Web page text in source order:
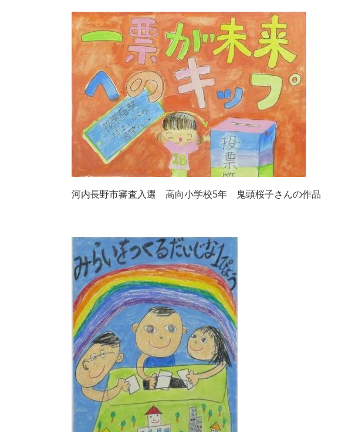
河内長野市審査入選 高向小学校5年 鬼頭桜子さんの作品